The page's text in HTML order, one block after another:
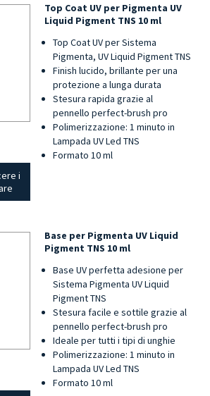
i
Top Coat UV per Pigmenta UV
Liquid Pigment TNS 10 ml
Top Coat UV per Sistema
Pigmenta, UV Liquid Pigment TNS
Finish lucido, brillante per una
protezione a lunga durata
Stesura rapida grazie al
pennello perfect-brush pro
Polimerizzazione: 1 minuto in
Lampada UV Led TNS
Formato 10 ml
Base per Pigmenta UV Liquid
Pigment TNS 10 ml
Base UV perfetta adesione per
Sistema Pigmenta UV Liquid
Pigment TNS
Stesura facile e sottile grazie al
pennello perfect-brush pro
Ideale per tutti i tipi di unghie
Polimerizzazione: 1 minuto in
Lampada UV Led TNS
Formato 10 ml